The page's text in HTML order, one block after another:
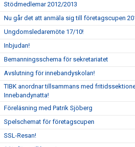
Stödmedlemar 2012/2013
Nu går det att anmäla sig till företagscupen
Ungdomsledaremöte 17/10!
Inbjudan!
Bemanningsschema för sekretariatet
Avslutning för innebandyskolan!
TIBK anordnar tillsammans med
Innebandynatta!
Föreläsning med Patrik Sjöberg
Spelschemat för företagscupen
SSL-Resan!